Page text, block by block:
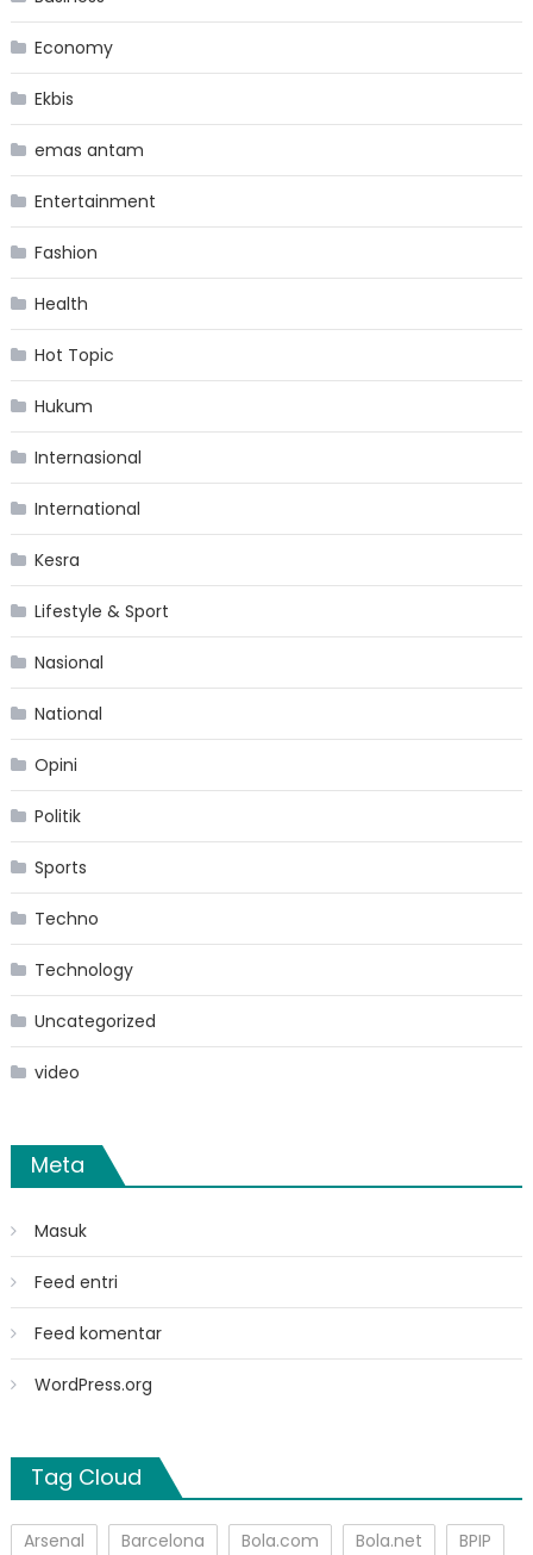
Economy
Ekbis
emas antam
Entertainment
Fashion
Health
Hot Topic
Hukum
Internasional
International
Kesra
Lifestyle & Sport
Nasional
National
Opini
Politik
Sports
Techno
Technology
Uncategorized
video
Meta
Masuk
Feed entri
Feed komentar
WordPress.org
Tag Cloud
Arsenal Barcelona Bola.com Bola.net
BPIP